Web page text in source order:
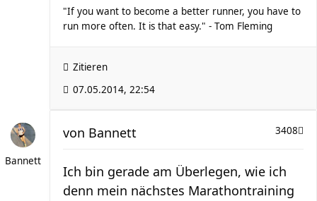
"If you want to become a better runner, you have to
run more often. It is that easy." - Tom Fleming
Zitieren
07.05.2014, 22:54
Bannett
3408
von Bannett
Ich bin gerade am Überlegen, wie ich
denn mein nächstes Marathontraining